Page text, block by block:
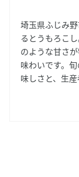
埼玉県ふじみ
るとうもろこ
のような甘さ
味わいです。
味しさと、生